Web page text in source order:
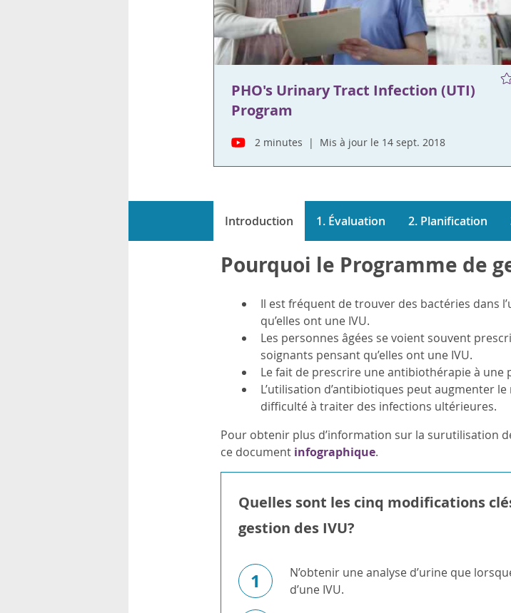
PHO's Urinary Tract Infection (UTI)
Program
2 minutes Mis à jour le 14 sept. 2018
Introduction 1. Évaluation 2. Planification
Pourquoi le Programme de
Il est fréquent de trouver des bactéries dans
qu’elles ont une IVU.
Les personnes âgées se voient souvent
soignants pensant qu’elles ont une IVU.
Le fait de prescrire une antibiothérapie à une
L’utilisation d’antibiotiques peut augmenter
difficulté à traiter des infections ultérieures.
Pour obtenir plus d’information sur la surutilisation
ce document infographique.
Quelles sont les cinq modifications
gestion des IVU?
1
N’obtenir une analyse d’urine que
d’une IVU.